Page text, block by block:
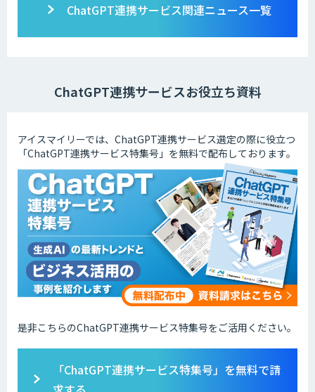
ChatGPT連携サービス関連ニュース一覧
ChatGPT連携サービスお役立ち資料
アイスマイリーでは、ChatGPT連携サービス選定の際に役立つ
「ChatGPT連携サービス特集号」を無料で配布しております。
是非こちらのChatGPT連携サービス特集号をご活用ください。
「ChatGPT連携サービス特集号」を無料で請